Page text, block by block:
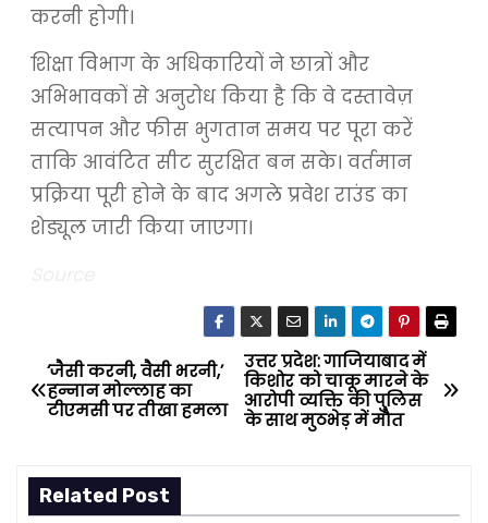
करनी होगी।
शिक्षा विभाग के अधिकारियों ने छात्रों और
अभिभावकों से अनुरोध किया है कि वे दस्तावेज़
सत्यापन और फीस भुगतान समय पर पूरा करें
ताकि आवंटित सीट सुरक्षित बन सके। वर्तमान
प्रक्रिया पूरी होने के बाद अगले प्रवेश राउंड का
शेड्यूल जारी किया जाएगा।
P
o
t
उत्तर प्रदेश: गाजियाबाद में
किशोर को चाकू मारने के
आरोपी व्यक्ति की पुलिस
के साथ मुठभेड़ में मौत
‘जैसी करनी, वैसी भरनी,’
हन्नान मोल्लाह का
टीएमसी पर तीखा हमला
Related Post